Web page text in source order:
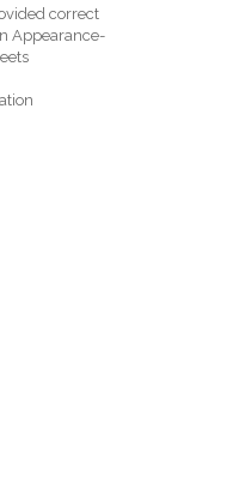
correct
Appearance-